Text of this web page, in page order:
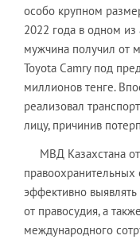
особо крупном
2022 года в одном
мужчина получил от
Toyota Camry под
миллионов тенге.
реализовал
лицу, причинив
МВД Казахстана
правоохранительных
эффективно
от правосудия, а
международного